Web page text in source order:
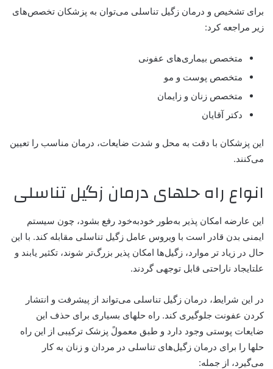
برای تشخیص و درمان زگیل تناسلی می‌توان به پزشکان تخصص‌های
زیر مراجعه کرد:
متخصص بیماری‌های عفونی
متخصص پوست و مو
متخصص زنان و زایمان
دکتر آقایان
این پزشکان با دقت به محل و شدت ضایعات، درمان مناسب را تعیین
می‌کنند.
انواع راه حلهای درمان زگیل تناسلی
این عارضه امکان پذیر به‌طور خودبه‌خود رفع بشود، چون سیستم
ایمنی بدن قادر است با ویروس عامل زگیل تناسلی مقابله کند. با این
حال در زیاد تر موارد، زگیل‌ها امکان پذیر بزرگ‌تر شوند، تکثیر یابند و
علتایجاد ناراحتی قابل توجهی گردند.
در این شرایط، درمان زگیل تناسلی می‌تواند از پیشرفت و انتشار
کردن عفونت جلوگیری کند. راه حلهای بسیاری برای حذف این
ضایعات پوستی وجود دارد و طبق معمولً پزشک ترکیبی از این راه
حلها را برای درمان زگیل‌های تناسلی در مردان و زنان به کار
می‌گیرد، از جمله: